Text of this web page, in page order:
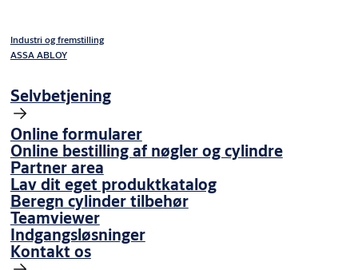
Industri og fremstilling
ASSA ABLOY
Selvbetjening
Online formularer
Online bestilling af nøgler og cylindre
Partner area
Lav dit eget produktkatalog
Beregn cylinder tilbehør
Teamviewer
Indgangsløsninger
Kontakt os